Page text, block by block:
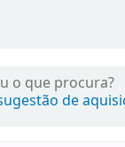
o que procura?
de